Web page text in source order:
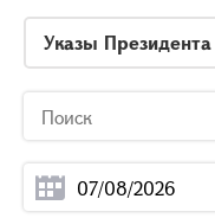
Указы Президента